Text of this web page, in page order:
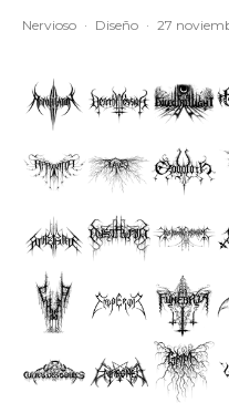
Nervioso · Diseño · 27